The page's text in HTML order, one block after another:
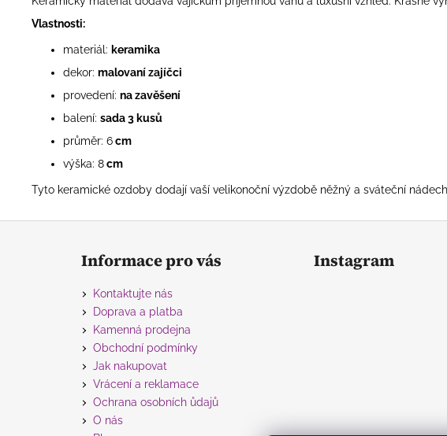
Vlastnosti:
materiál: keramika
dekor: malovaní zajíčci
provedení: na zavěšení
balení: sada 3 kusů
průměr: 6cm
výška: 8cm
Tyto keramické ozdoby dodají vaší velikonoční výzdobě něžný a sváteční nádech
Informace pro vás
Kontaktujte nás
Doprava a platba
Kamenná prodejna
Obchodní podmínky
Jak nakupovat
Vrácení a reklamace
Ochrana osobních ůdajů
O nás
Instagram